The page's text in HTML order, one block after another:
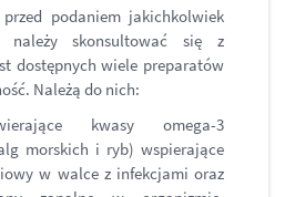
podaniem jakichkolwiek
należy skonsultować się z
dostępnych wiele preparatów
Należą do nich:
kwasy omega-3
morskich i ryb) wspierające
w walce z infekcjami oraz